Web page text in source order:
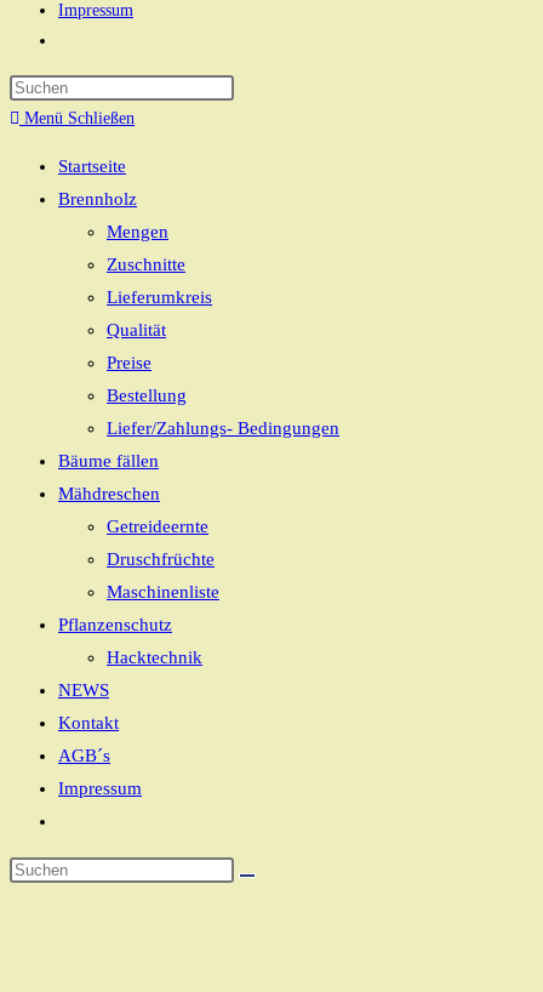
Impressum
umschalten
Menü Schließen
Startseite
Brennholz
Mengen
Zuschnitte
Lieferumkreis
Qualität
Preise
Bestellung
Liefer/Zahlungs- Bedingungen
Bäume fällen
Mähdreschen
Getreideernte
Druschfrüchte
Maschinenliste
Pflanzenschutz
Hacktechnik
NEWS
Kontakt
AGB´s
Impressum
umschalten
Diese